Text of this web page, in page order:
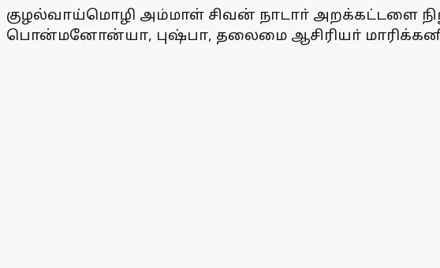
குழல்வாய்மொழி அம்மாள் சிவன் நாடாா் அறக்கட்டளை
பொன்மனோன்யா, புஷ்பா, தலைமை ஆசிரியா்